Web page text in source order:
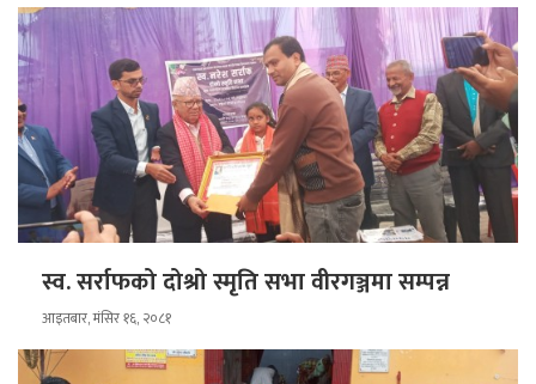
स्व. सर्राफको दोश्रो स्मृति सभा वीरगञ्जमा सम्पन्न
आइतबार, मंसिर १६, २०८१